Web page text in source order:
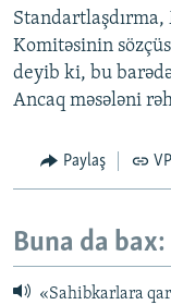
Komitəsinin
deyib ki, bu
Ancaq məsələni
Paylaş
Buna da bax:
«Sahibkarlara